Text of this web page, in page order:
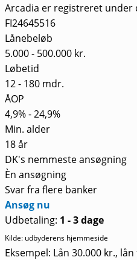
Arcadia er registreret under
FI24645516
Lånebeløb
5.000 - 500.000 kr.
Løbetid
12 - 180 mdr.
ÅOP
4,9% - 24,9%
Min. alder
18 år
DK's nemmeste ansøgning
Èn ansøgning
Svar fra flere banker
Ansøg nu
Udbetaling: 1 - 3 dage
Kilde: udbyderens hjemmeside
Eksempel: Lån 30.000 kr.,